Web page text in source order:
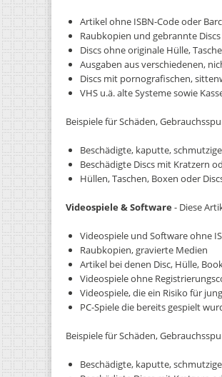
Artikel ohne ISBN-Code oder
Raubkopien und gebrannte Discs
Discs ohne originale Hülle,
Ausgaben aus verschiedenen,
Discs mit pornografischen,
VHS u.ä. alte Systeme sowie
Beispiele für Schäden,
Beschädigte, kaputte,
Beschädigte Discs mit Kratzern
Hüllen, Taschen, Boxen oder
Videospiele & Software - Diese
Videospiele und Software ohne
Raubkopien, gravierte Medien
Artikel bei denen Disc, Hülle,
Videospiele ohne
Videospiele, die ein Risiko für
PC-Spiele die bereits gespielt
Beispiele für Schäden,
Beschädigte, kaputte,